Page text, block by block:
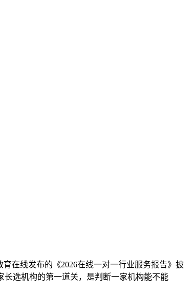
在线发布的《2026在线一对一行业服务报告》披
选机构的第一道关，是判断一家机构能不能